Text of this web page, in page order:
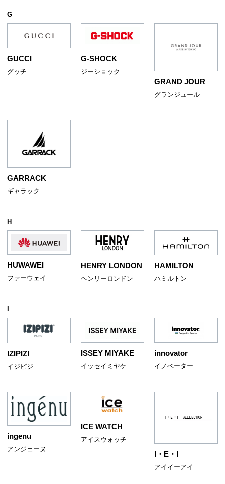
G
GUCCI
グッチ
G-SHOCK
ジーショック
GRAND JOUR
グランジュール
GARRACK
ギャラック
H
HUWAWEI
ファーウェイ
HENRY LONDON
ヘンリーロンドン
HAMILTON
ハミルトン
I
IZIPIZI
イジピジ
ISSEY MIYAKE
イッセイミヤケ
innovator
イノベーター
ingenu
アンジェーヌ
ICE WATCH
アイスウォッチ
I・E・I
アイイーアイ